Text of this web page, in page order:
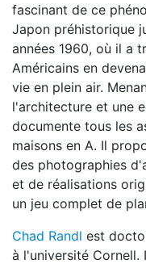
fascinant de ce
Japon préhistorique
années 1960, où il a
Américains en
vie en plein air.
l'architecture et une
documente tous les
maisons en A. Il
des photographies
et de réalisations
un jeu complet de
Chad Randl est
à l'université Cornell.